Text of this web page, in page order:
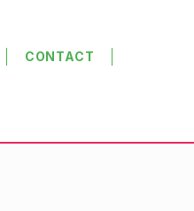
CONTACT